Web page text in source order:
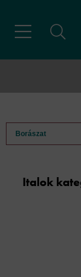
Borászat
Italok